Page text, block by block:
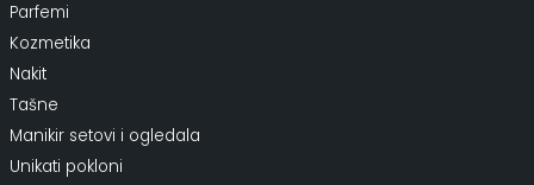
Parfemi
Kozmetika
Nakit
Tašne
Manikir setovi i ogledala
Unikati pokloni